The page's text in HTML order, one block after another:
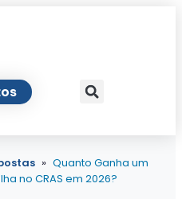
» Quanto Ganha um
no CRAS em 2026?